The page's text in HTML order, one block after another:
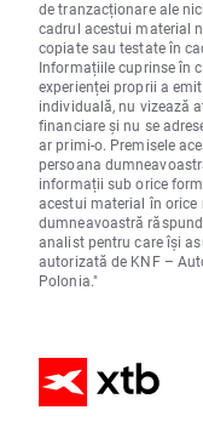
de tranzacționare ale
cadrul acestui material
copiate sau testate în
Informațiile cuprinse în
experienței proprii a
individuală, nu vizează
financiare și nu se
ar primi-o. Premisele
persoana
informații sub orice
acestui material în orice
dumneavoastră
analist pentru care își
autorizată de KNF –
Polonia."